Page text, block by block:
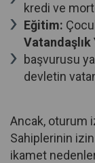
kredi ve
Eğitim:
başvurusu
devletin
Ancak, oturum
Sahiplerinin izin
ikamet